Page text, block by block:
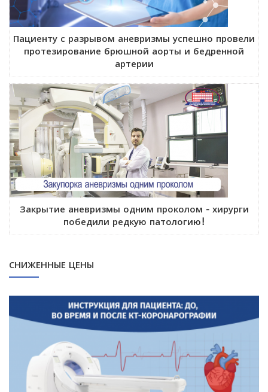
Пациенту с разрывом аневризмы успешно провели
протезирование брюшной аорты и бедренной
артерии
Закрытие аневризмы одним проколом - хирурги
победили редкую патологию!
СНИЖЕННЫЕ ЦЕНЫ